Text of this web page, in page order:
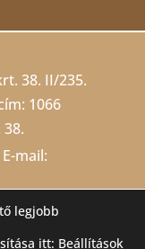
38. II/235.
1066
E-mail:
legjobb
itt: Beállítások